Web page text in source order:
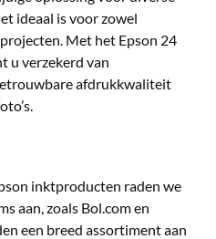
ideaal is voor zowel
Met het Epson 24
u verzekerd van
afdrukkwaliteit
inktproducten raden we
aan, zoals Bol.com en
een breed assortiment aan